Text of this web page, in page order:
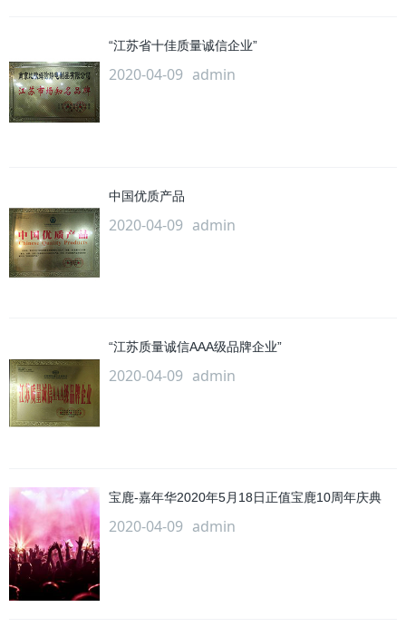
“江苏省十佳质量诚信企业”
2020-04-09 admin
中国优质产品
2020-04-09 admin
“江苏质量诚信AAA级品牌企业”
2020-04-09 admin
宝鹿-嘉年华2020年5月18日正值宝鹿10周年庆典
2020-04-09 admin